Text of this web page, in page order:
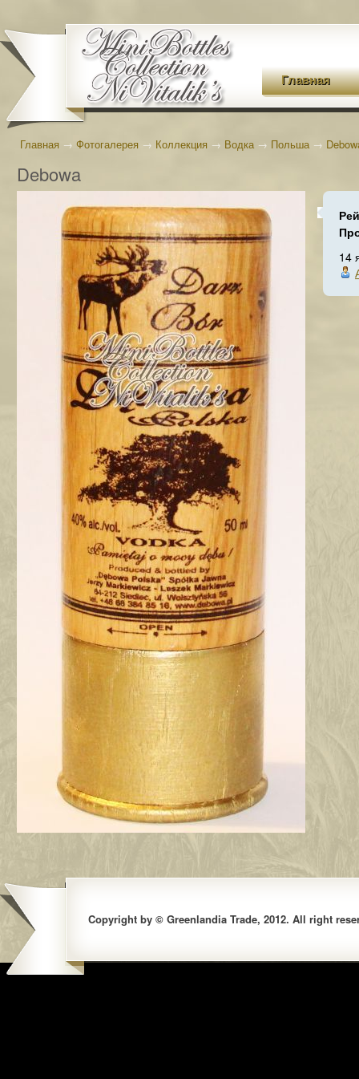
Главная
Главная → Фотогалерея → Коллекция → Водка→ Польша→
Debowa
14
Copyright by © Greenlandia Trade, 2012. All right